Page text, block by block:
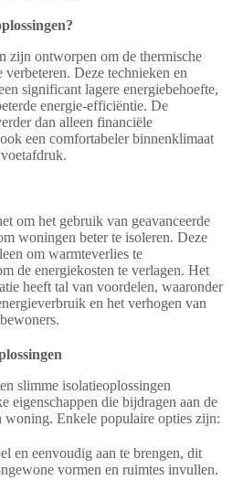
zijn ontworpen om de thermische
Deze technieken en
significant lagere energiebehoefte,
energie-efficiëntie. De
dan alleen financiële
een comfortabeler binnenklimaat
om het gebruik van geavanceerde
woningen beter te isoleren. Deze
om warmteverlies te
de energiekosten te verlagen. Het
heeft tal van voordelen, waaronder
en het verhogen van
slimme isolatieoplossingen
eigenschappen die bijdragen aan de
woning. Enkele populaire opties zijn:
en eenvoudig aan te brengen, dit
vormen en ruimtes invullen.